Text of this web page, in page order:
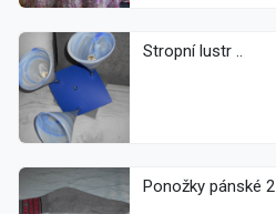
Stropní lustr ..
Ponožky pánské 2